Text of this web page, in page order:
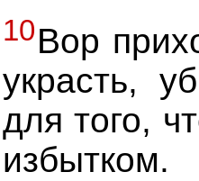
10Вор
украсть,
для того,
избытком.